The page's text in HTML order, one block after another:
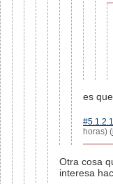
es
horas) (
Otra cosa
interesa